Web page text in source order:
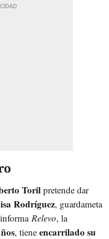
Torilpretende dar
Rodríguez, guardameta
Relevo, la
, tiene encarrilado su